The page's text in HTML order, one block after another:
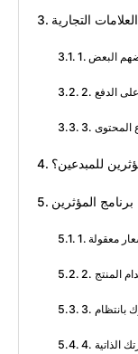
التجارية
البعض
على الدفع
المحتوى
للمبدعين؟
معقولة
المنتج
بانتظام
الذاتية